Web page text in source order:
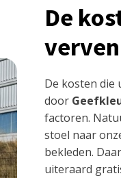
De
verven
De kosten die
door
factoren.
stoel naar
bekleden.
uiteraard